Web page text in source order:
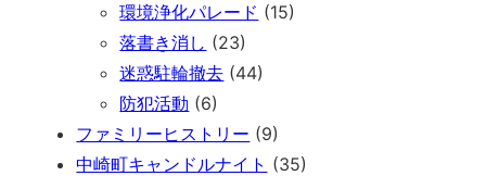
環境浄化パレード (15)
落書き消し (23)
迷惑駐輪撤去 (44)
防犯活動 (6)
ファミリーヒストリー (9)
中崎町キャンドルナイト (35)